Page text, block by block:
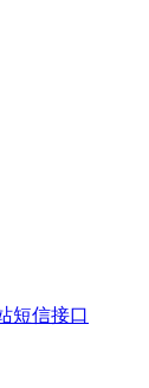
短信接口